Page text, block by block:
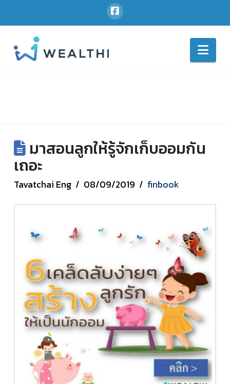
มาสอนลูกให้รู้จักเก็บออมกัน
เถอะ
Tavatchai Eng 08/09/2019 finbook